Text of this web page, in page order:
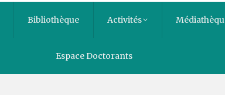
Bibliothèque Activités
Espace Doctorants